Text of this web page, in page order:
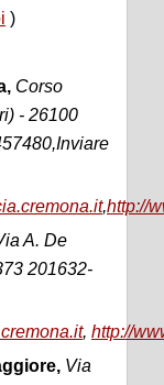
)
Corso
- 26100
,http://
A. De
201632-
, http://
Via